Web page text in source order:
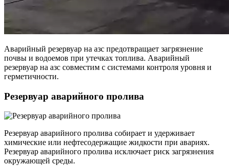
Аварийный резервуар на азс предотвращает загрязнение
почвы и водоемов при утечках топлива. Аварийный
резервуар на азс совместим с системами контроля уровня и
герметичности.
Резервуар аварийного пролива
Резервуар аварийного пролива собирает и удерживает
химические или нефтесодержащие жидкости при авариях.
Резервуар аварийного пролива исключает риск загрязнения
окружающей среды.